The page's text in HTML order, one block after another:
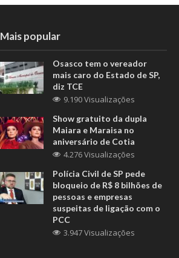
Mais popular
Osasco tem o vereador
mais caro do Estado de SP,
diz TCE
9.190 Visualizações
Show gratuito da dupla
Maiara e Maraisa no
aniversário de Cotia
4.276 Visualizações
Polícia Civil de SP pede
bloqueio de R$ 8 bilhões de
pessoas e empresas
suspeitas de ligação com o
PCC
3.947 Visualizações